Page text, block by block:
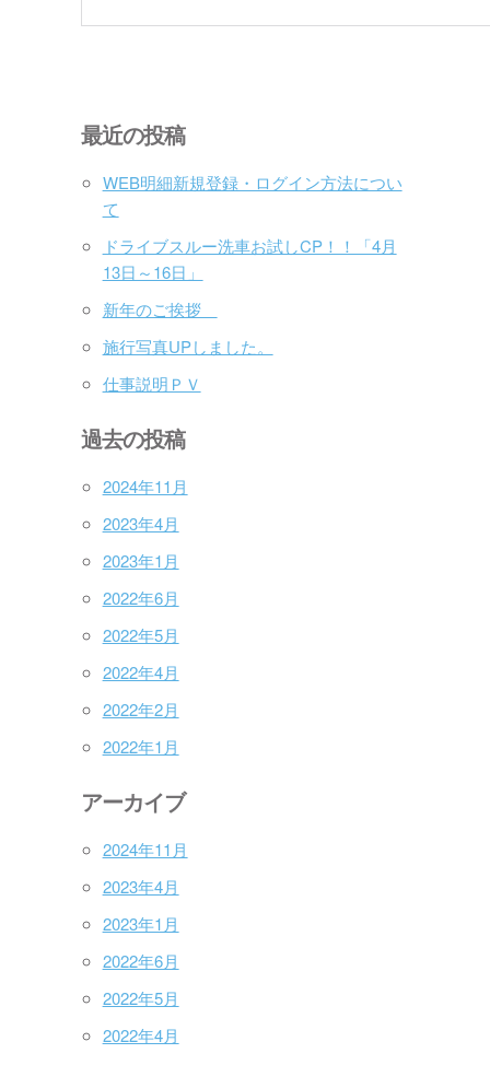
最近の投稿
WEB明細新規登録・ログイン方法につい
て
ドライブスルー洗車お試しCP！！「4月
13日～16日」
新年のご挨拶
施行写真UPしました。
仕事説明ＰＶ
過去の投稿
2024年11月
2023年4月
2023年1月
2022年6月
2022年5月
2022年4月
2022年2月
2022年1月
アーカイブ
2024年11月
2023年4月
2023年1月
2022年6月
2022年5月
2022年4月